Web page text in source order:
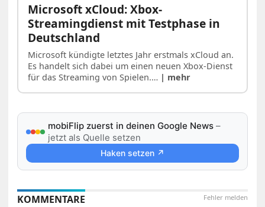
Microsoft xCloud: Xbox-
Streamingdienst mit Testphase in
Deutschland
Microsoft kündigte letztes Jahr erstmals xCloud an.
Es handelt sich dabei um einen neuen Xbox-Dienst
für das Streaming von Spielen.… | mehr
mobiFlip zuerst in deinen Google News –
jetzt als Quelle setzen
Haken setzen ↗
Fehler melden
KOMMENTARE